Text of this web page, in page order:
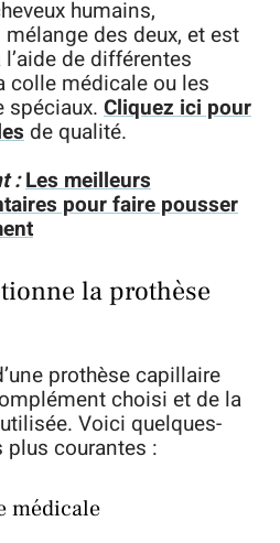
humains,
des deux, et est
de différentes
colle médicale ou les
spéciaux. Cliquez ici pour
de qualité.
:Les meilleurs
pour faire pousser
la prothèse
prothèse capillaire
choisi et de la
Voici quelques-
courantes :
médicale